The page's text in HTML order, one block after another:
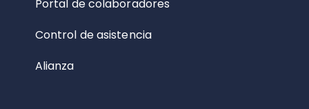
Portal de colaboradores
Control de asistencia
Alianza